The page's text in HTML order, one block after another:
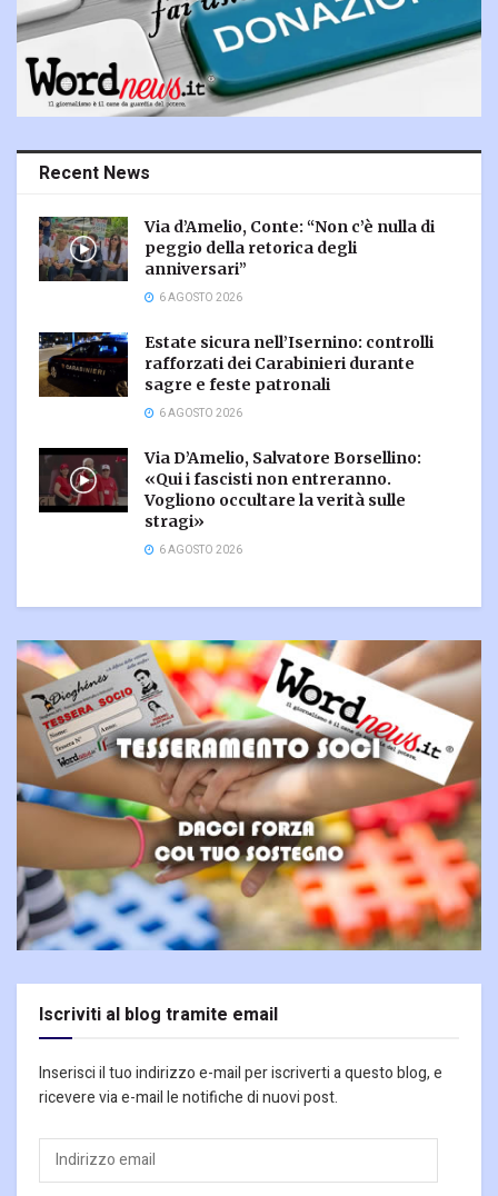
Recent News
Via d’Amelio, Conte: “Non c’è nulla di
peggio della retorica degli
anniversari”
6 AGOSTO 2026
Estate sicura nell’Isernino: controlli
rafforzati dei Carabinieri durante
sagre e feste patronali
6 AGOSTO 2026
Via D’Amelio, Salvatore Borsellino:
«Qui i fascisti non entreranno.
Vogliono occultare la verità sulle
stragi»
6 AGOSTO 2026
Iscriviti al blog tramite email
Inserisci il tuo indirizzo e-mail per iscriverti a questo blog, e
ricevere via e-mail le notifiche di nuovi post.
Indirizzo
email